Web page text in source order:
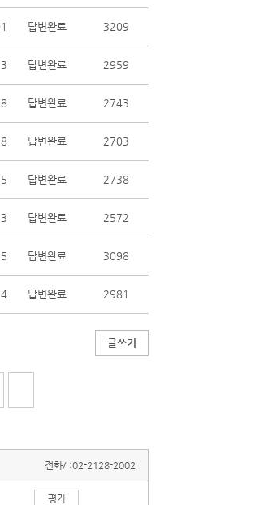
답변완료 3209
답변완료 2959
답변완료 2743
답변완료 2703
답변완료 2738
답변완료 2572
답변완료 3098
답변완료 2981
글쓰기
전화/ :02-2128-2002